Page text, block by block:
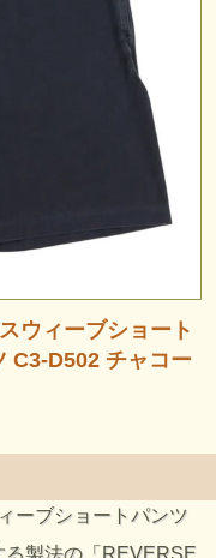
ウィーブショート
C3-D502 チャコー
ーブショートパンツ
製法の「REVERSE